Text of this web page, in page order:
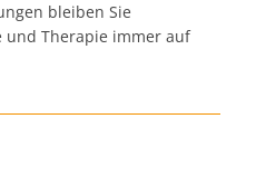
bleiben Sie
und Therapie immer auf